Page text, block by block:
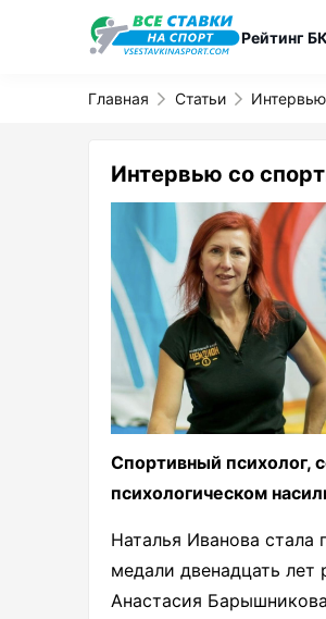
Рейтинг БК
Главная Статьи Интервью
Интервью со
Спортивный психолог,
психологическом
Наталья Иванова
медали двенадцать лет
Анастасия